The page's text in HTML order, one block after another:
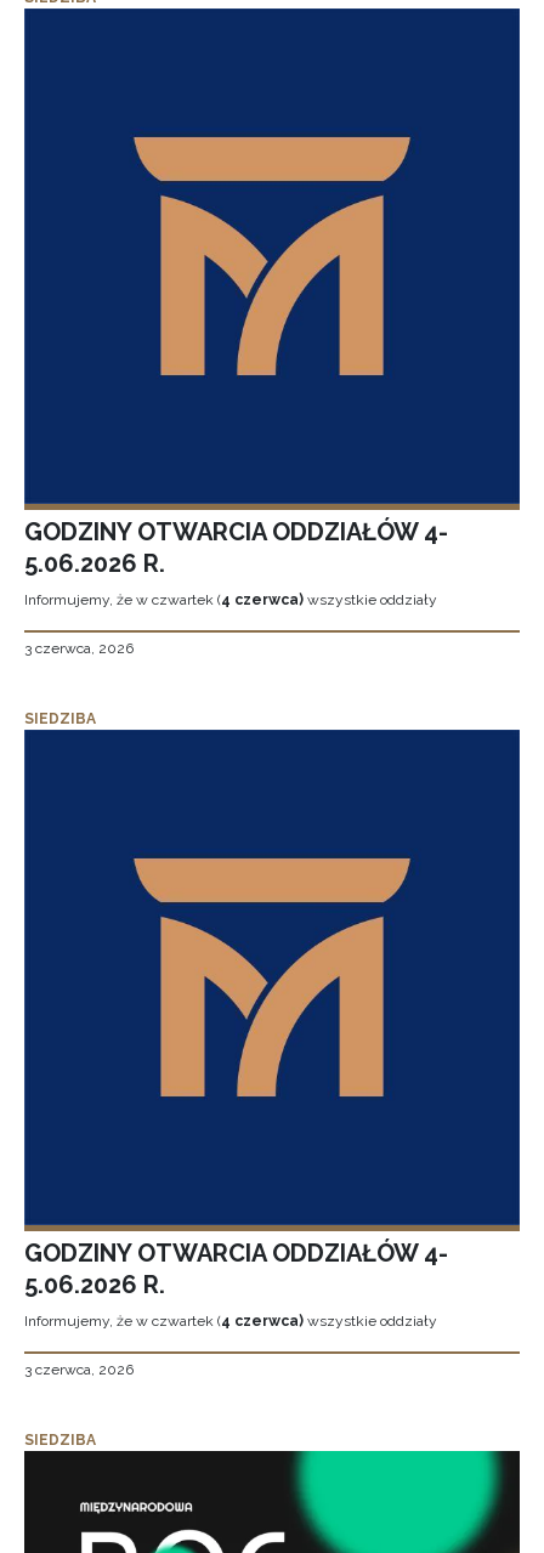
GODZINY OTWARCIA ODDZIAŁÓW 4-
5.06.2026 R.
Informujemy, że w czwartek (4 czerwca) wszystkie oddziały
3 czerwca, 2026
SIEDZIBA
GODZINY OTWARCIA ODDZIAŁÓW 4-
5.06.2026 R.
Informujemy, że w czwartek (4 czerwca) wszystkie oddziały
3 czerwca, 2026
SIEDZIBA